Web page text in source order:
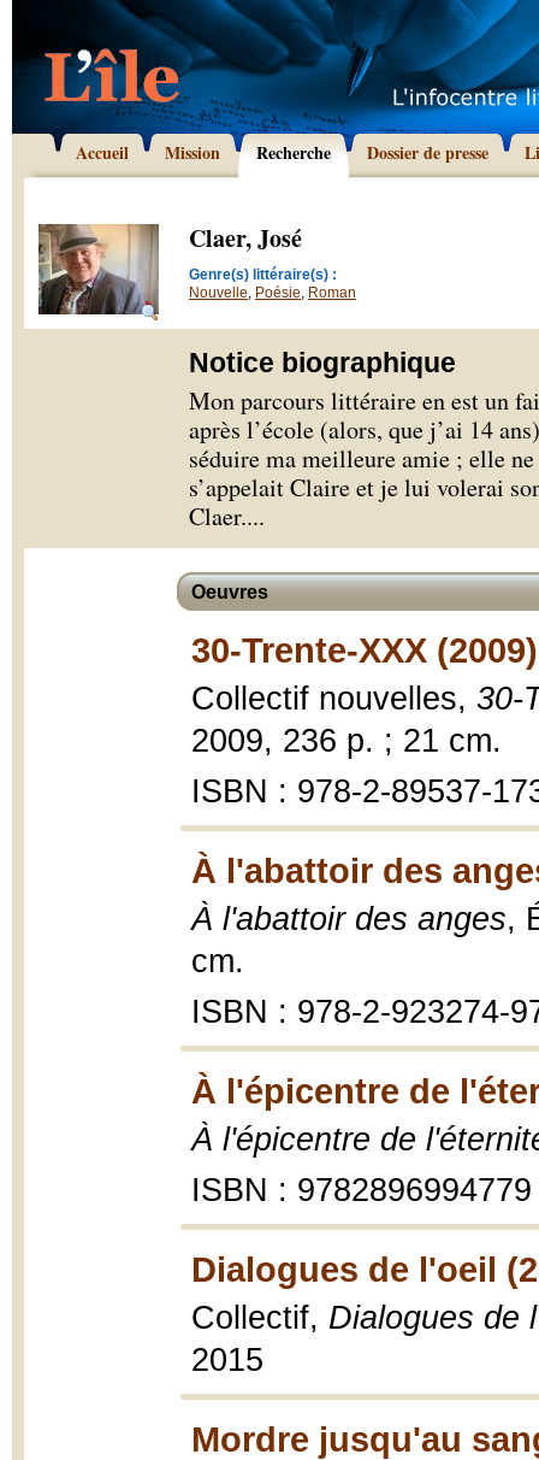
Accueil Mission Recherche Dossier de presse
Claer, José
Genre(s) littéraire(s) :
Nouvelle, Poésie, Roman
Notice biographique
Mon parcours littéraire en est un
après l’école (alors, que j’ai 14
séduire ma meilleure amie ; elle
s’appelait Claire et je lui volerai
Claer....
Oeuvres
30-Trente-XXX (2009)
Collectif nouvelles, 30-
2009, 236 p. ; 21 cm.
ISBN : 978-2-89537-
À l'abattoir des
À l'abattoir des anges,
cm.
ISBN : 978-2-923274-
À l'épicentre de
À l'épicentre de
ISBN : 9782896994779
Dialogues de l'oeil
Collectif, Dialogues de
2015
Mordre jusqu'au